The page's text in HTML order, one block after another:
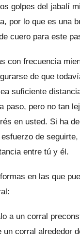
golpes del jabalí
por lo que es una
cuero para este
con frecuencia
de que
suficiente
paso, pero no tan
en usted. Si ha
de
entre tú y él.
en las que
a un corral
un corral alrededor